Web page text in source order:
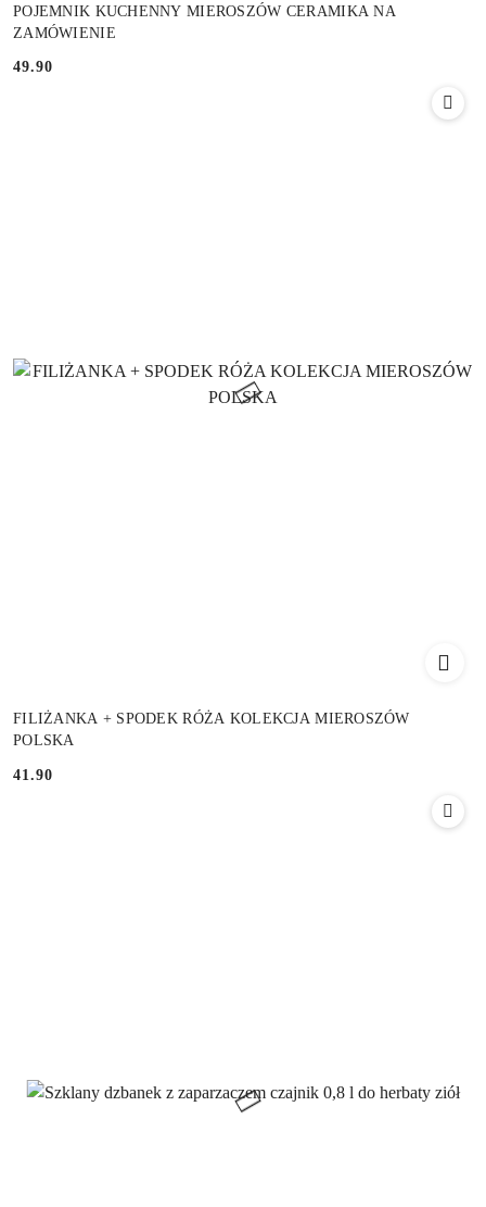
POJEMNIK KUCHENNY MIEROSZÓW CERAMIKA NA
ZAMÓWIENIE
Cena:
49.90
FILIŻANKA + SPODEK RÓŻA KOLEKCJA MIEROSZÓW
POLSKA
Cena:
41.90